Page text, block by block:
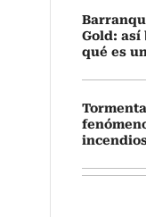
Gold: así
qué es